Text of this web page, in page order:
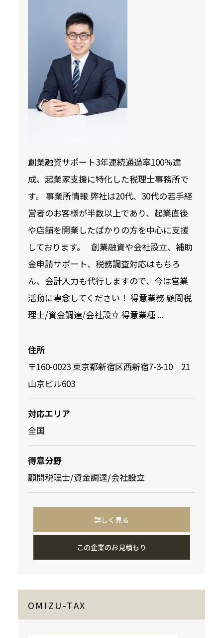
創業融資サポート3年連続通過率100％達
成、起業家支援に特化した税理士事務所で
す。 事業所情報 弊社は20代、30代の若手経
営者のお客様が半数以上であり、起業直後
や店舗を開業したばかりの方を中心に支援
しております。 創業融資や会社設立、補助
金申請サポート、税務調査対応はもちろ
ん、会計入力も代行しますので、今は営業
活動に専念してください！ 得意業務 顧問税
理士/資金調達/会社設立 得意業種 ...
住所
〒160-0023 東京都新宿区⻄新宿7-3-10 21
山京ビル603
対応エリア
全国
得意分野
顧問税理士/資金調達/会社設立
詳しく見る
この企業のお見積もり
OMIZU-TAX